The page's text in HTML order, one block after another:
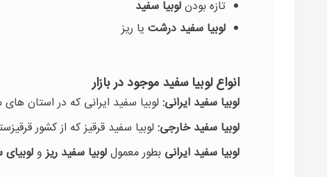
تازه بودنلوبیا سفید
لوبیا سفید درشت یا ریز
انواع لوبیا سفید موجود در بازار
لوبیا سفید ایرانی: لوبیا سفید ایرانی که در استان
لوبیا سفید خارجی: لوبیا سفید قرقیز که از کشور
لوبیا سفید ایرانی بطور معموللوبیا سفید ریزو